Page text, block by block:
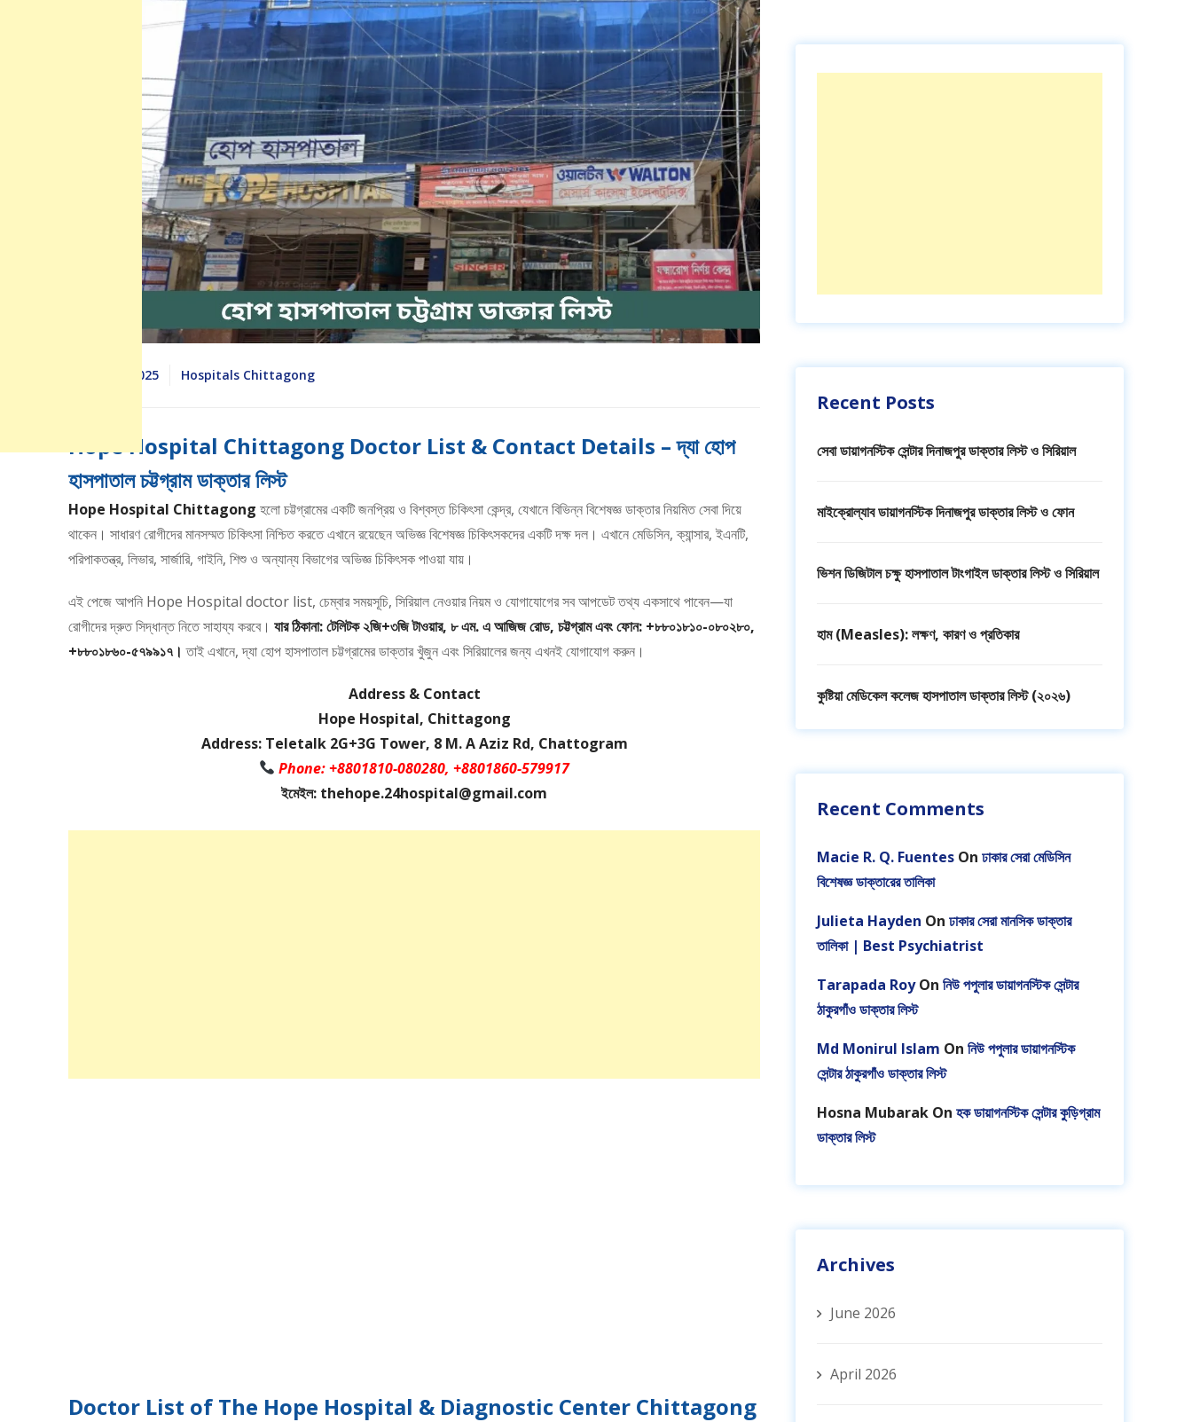
Recent Posts
সেবা ডায়াগনস্টিক সেন্টার দিনাজপুর ডাক্তার লিস্ট ও সিরিয়াল
মাইক্রোল্যাব ডায়াগনস্টিক দিনাজপুর ডাক্তার লিস্ট ও ফোন
ভিশন ডিজিটাল চক্ষু হাসপাতাল টাংগাইল ডাক্তার লিস্ট ও সিরিয়াল
হাম (Measles): লক্ষণ, কারণ ও প্রতিকার
কুষ্টিয়া মেডিকেল কলেজ হাসপাতাল ডাক্তার লিস্ট (২০২৬)
Recent Comments
Macie R. Q. Fuentes On ঢাকার সেরা মেডিসিন
বিশেষজ্ঞ ডাক্তারের তালিকা
Julieta Hayden On ঢাকার সেরা মানসিক ডাক্তার
তালিকা | Best Psychiatrist
Tarapada RoyOn নিউ পপুলার ডায়াগনস্টিক সেন্টার
ঠাকুরগাঁও ডাক্তার লিস্ট
Md Monirul Islam On নিউ পপুলার ডায়াগনস্টিক
সেন্টার ঠাকুরগাঁও ডাক্তার লিস্ট
Hosna Mubarak On হক ডায়াগনস্টিক সেন্টার কুড়িগ্রাম
ডাক্তার লিস্ট
Archives
June 2026
April 2026
July 25, 2025 Hospitals Chittagong
Hope Hospital Chittagong Doctor List & Contact Details – দ্যা হোপ
হাসপাতাল চট্টগ্রাম ডাক্তার লিস্ট
Hope Hospital Chittagong হলো চট্টগ্রামের একটি জনপ্রিয় ও বিশ্বস্ত চিকিৎসা কেন্দ্র, যেখানে বিভিন্ন বিশেষজ্ঞ ডাক্তার নিয়মিত সেবা দিয়ে
থাকেন। সাধারণ রোগীদের মানসম্মত চিকিৎসা নিশ্চিত করতে এখানে রয়েছেন অভিজ্ঞ বিশেষজ্ঞ চিকিৎসকদের একটি দক্ষ দল। এখানে মেডিসিন, ক্যান্সার, ইএনটি,
পরিপাকতন্ত্র, লিভার, সার্জারি, গাইনি, শিশু ও অন্যান্য বিভাগের অভিজ্ঞ চিকিৎসক পাওয়া যায়।
এই পেজে আপনি Hope Hospital doctor list, চেম্বার সময়সূচি, সিরিয়াল নেওয়ার নিয়ম ও যোগাযোগের সব আপডেট তথ্য একসাথে পাবেন—যা
রোগীদের দ্রুত সিদ্ধান্ত নিতে সাহায্য করবে। যার ঠিকানা: টেলিটক ২জি+৩জি টাওয়ার, ৮ এম. এ আজিজ রোড, চট্টগ্রাম এবং ফোন: +৮৮০১৮১০-০৮০২৮০,
+৮৮০১৮৬০-৫৭৯৯১৭। তাই এখানে, দ্যা হোপ হাসপাতাল চট্টগ্রামের ডাক্তার খুঁজুন এবং সিরিয়ালের জন্য এখনই যোগাযোগ করুন।
Address & Contact
Hope Hospital, Chittagong
Address: Teletalk 2G+3G Tower, 8 M. A Aziz Rd, Chattogram
Phone: +8801810-080280, +8801860-579917
ইমেইল: thehope.24hospital@gmail.com
Doctor List of The Hope Hospital & Diagnostic Center Chittagong